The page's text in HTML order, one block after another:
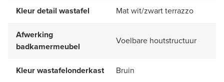
Kleur detail wastafel Mat wit/zwart terrazzo
Afwerking
badkamermeubel
Voelbare houtstructuur
Kleur wastafelonderkast Bruin